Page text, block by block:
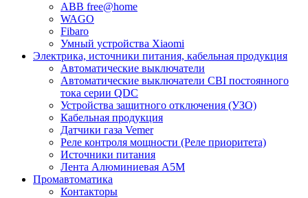
ABB free@home
WAGO
Fibaro
Умный устройства Xiaomi
Электрика, источники питания, кабельная продукция
Автоматические выключатели
Автоматические выключатели CBI постоянного
тока серии QDC
Устройства защитного отключения (УЗО)
Кабельная продукция
Датчики газа Vemer
Реле контроля мощности (Реле приоритета)
Источники питания
Лента Алюминиевая А5М
Промавтоматика
Контакторы